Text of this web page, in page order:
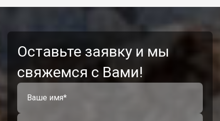
Оставьте заявку и мы
свяжемся с Вами!